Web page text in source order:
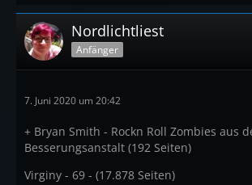
Nordlichtliest
Anfänger
7. Juni 2020 um 20:42
+ Bryan Smith - Rockn Roll Zombies aus
Besserungsanstalt (192 Seiten)
Virginy - 69 - (17.878 Seiten)